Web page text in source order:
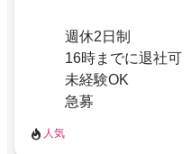
週休2日制
16時までに退社可
未経験OK
急募
人気